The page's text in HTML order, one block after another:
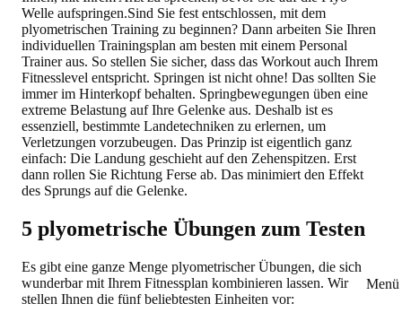
Menü
Welle aufspringen.Sind Sie fest entschlossen, mit dem
plyometrischen Training zu beginnen? Dann arbeiten Sie Ihren
individuellen Trainingsplan am besten mit einem Personal
Trainer aus. So stellen Sie sicher, dass das Workout auch Ihrem
Fitnesslevel entspricht. Springen ist nicht ohne! Das sollten Sie
immer im Hinterkopf behalten. Springbewegungen üben eine
extreme Belastung auf Ihre Gelenke aus. Deshalb ist es
essenziell, bestimmte Landetechniken zu erlernen, um
Verletzungen vorzubeugen. Das Prinzip ist eigentlich ganz
einfach: Die Landung geschieht auf den Zehenspitzen. Erst
dann rollen Sie Richtung Ferse ab. Das minimiert den Effekt
des Sprungs auf die Gelenke.
5 plyometrische Übungen zum Testen
Es gibt eine ganze Menge plyometrischer Übungen, die sich
wunderbar mit Ihrem Fitnessplan kombinieren lassen. Wir
stellen Ihnen die fünf beliebtesten Einheiten vor: